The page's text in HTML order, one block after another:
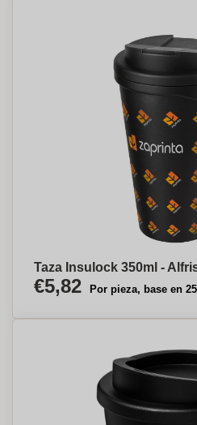
Taza Insulock 350ml -
€5,82 Por pieza, base en